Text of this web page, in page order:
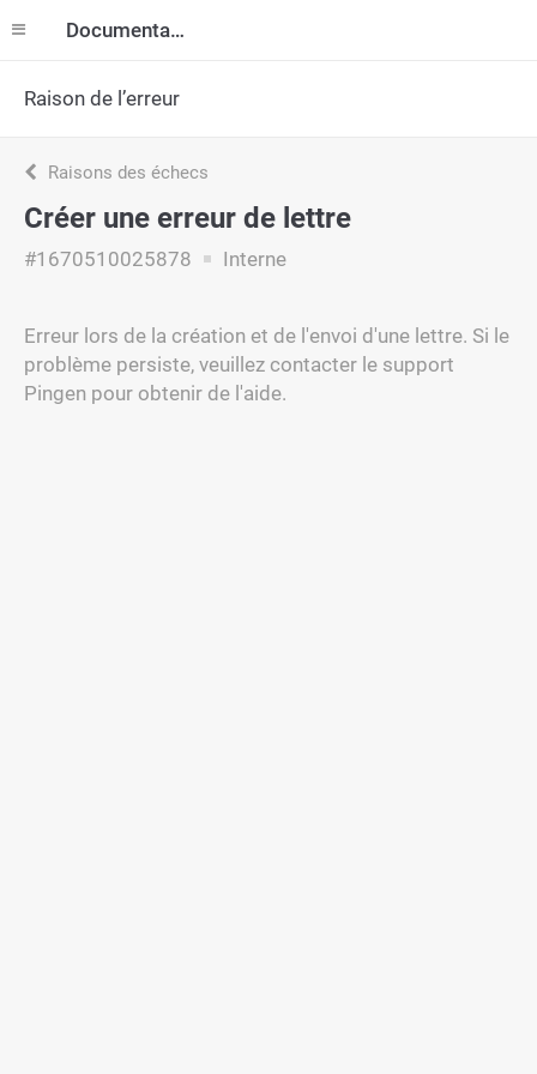
Documentation
Raison de l’erreur
Raisons des échecs
Créer une erreur de lettre
#1670510025878 Interne
Erreur lors de la création et de l'envoi d'une lettre. Si le
problème persiste, veuillez contacter le support
Pingen pour obtenir de l'aide.